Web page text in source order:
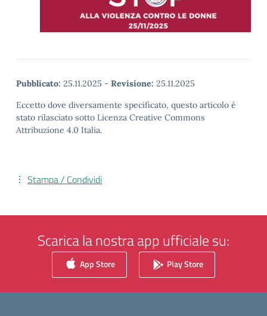
Pubblicato: 25.11.2025 - Revisione: 25.11.2025
Eccetto dove diversamente specificato, questo articolo è
stato rilasciato sotto Licenza Creative Commons
Attribuzione 4.0 Italia.
Stampa / Condividi
Scarica la nostra app ufficiale su:
App Store Play Store